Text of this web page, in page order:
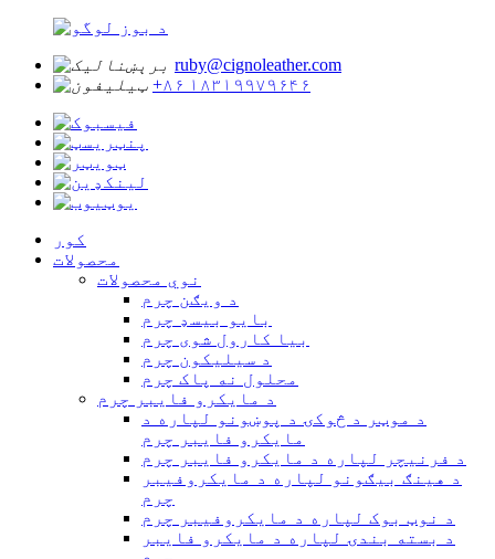
ruby@cignoleather.com
+۸۶ ۱۸۳۱۹۹۷۹۶۴۶
کور
محصولات
نوي محصولات
د ویګن چرم
بایو بیسډ چرم
بیا کارول شوی چرم
د سیلیکون چرم
محلول نه پاک چرم
د مایکرو فایبر چرم
د موټر د څوکۍ د پوښونو لپاره د
مایکرو فایبر چرم
د فرنیچر لپاره د مایکرو فایبر چرم
د هینګ بیګونو لپاره د مایکروفیبر
چرم
د نوټ بوک لپاره د مایکروفیبر چرم
د بسته بندۍ لپاره د مایکرو فایبر